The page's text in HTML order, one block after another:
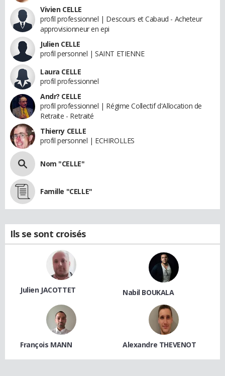
Vivien CELLE
profil professionnel | Descours et Cabaud - Acheteur
approvisionneur en epi
Julien CELLE
profil personnel | SAINT ETIENNE
Laura CELLE
profil professionnel
Andr? CELLE
profil professionnel | Régime Collectif d'Allocation de
Retraite - Retraité
Thierry CELLE
profil personnel | ECHIROLLES
Nom "CELLE"
Famille "CELLE"
Ils se sont croisés
Julien JACOTTET Nabil BOUKALA
François MANN Alexandre THEVENOT